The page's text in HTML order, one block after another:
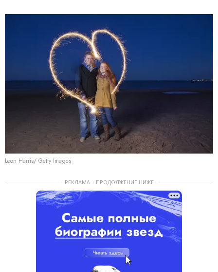
Leon Harris/ Getty Images
РЕКЛАМА – ПРОДОЛЖЕНИЕ НИЖЕ